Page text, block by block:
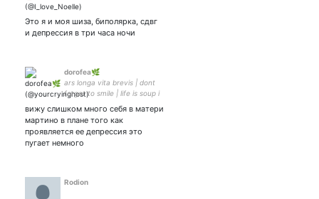
lazy and shy person. shitty
current hyperfixing: stray
Это я и моя шиза, биполярка, сдвг
и депрессия в три часа ночи
dorofea🌿
ars longa vita brevis | dont
forget to smile | life is soup i
вижу слишком много себя в матери
мартино в плане того как
проявляется ее депрессия это
пугает немного
Rodion